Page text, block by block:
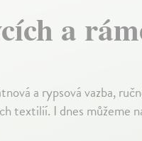
a
a rypsová vazba,
textilií. I dnes můžeme